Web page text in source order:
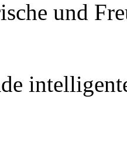
und